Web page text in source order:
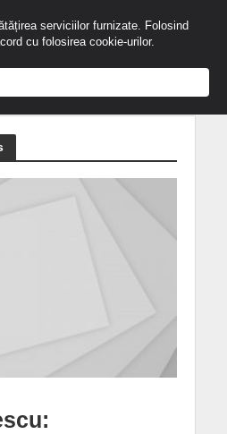
serviciilor furnizate. Folosind
cu folosirea cookie-urilor.